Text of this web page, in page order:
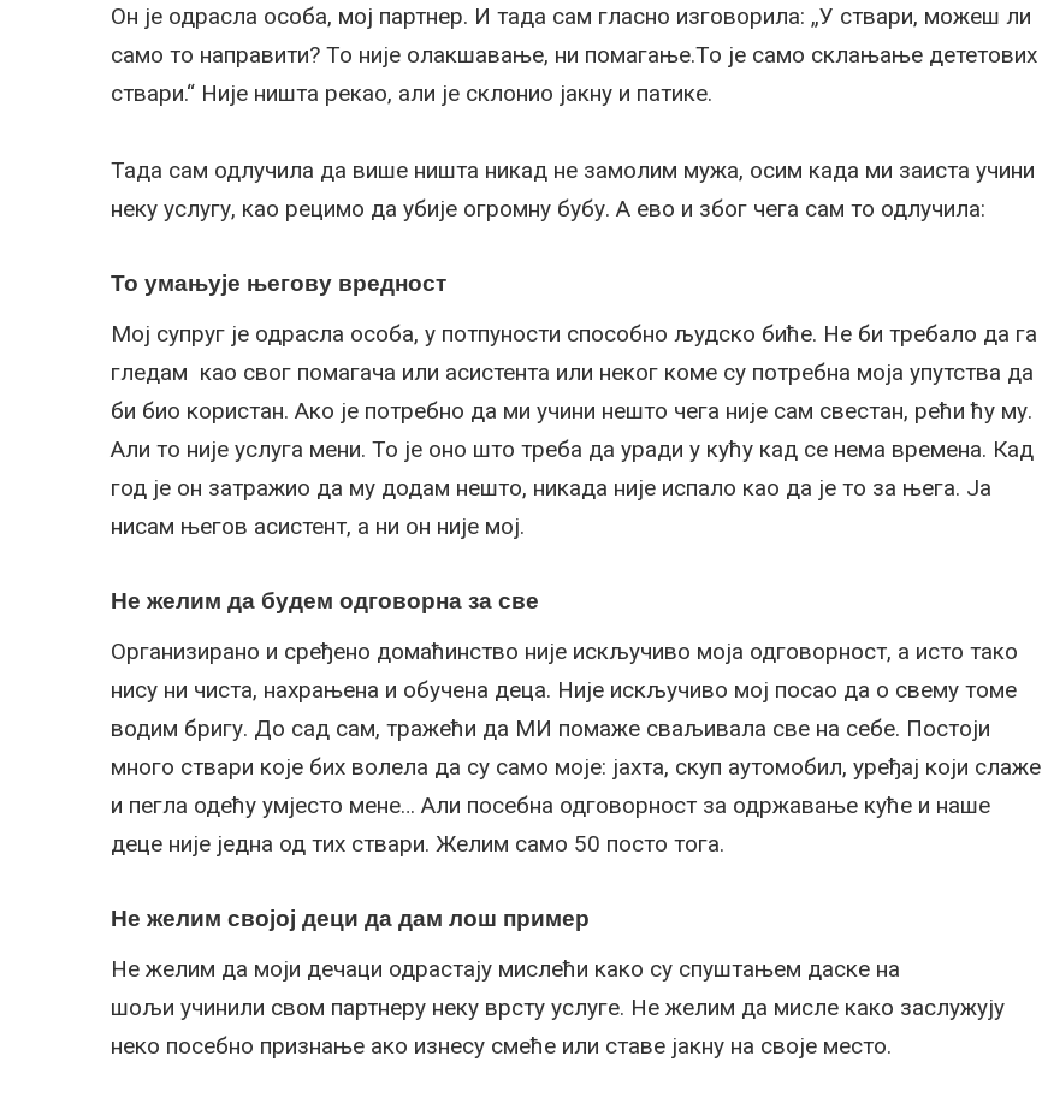
Он је одрасла особа, мој партнер. И тада сам гласно изговорила: „У ствари, можеш ли
само то направити? То није олакшавање, ни помагање.То је само склањање дететових
ствари.“ Није ништа рекао, али је склонио јакну и патике.
Тада сам одлучила да више ништа никад не замолим мужа, осим када ми заиста учини
неку услугу, као рецимо да убије огромну бубу. А ево и због чега сам то одлучила:
То умањује његову вредност
Мој супруг је одрасла особа, у потпуности способно људско биће. Не би требало да га
гледам као свог помагача или асистента или неког коме су потребна моја упутства да
би био користан. Ако је потребно да ми учини нешто чега није сам свестан, рећи ћу му.
Али то није услуга мени. То је оно што треба да уради у кућу кад се нема времена. Кад
год је он затражио да му додам нешто, никада није испало као да је то за њега. Ја
нисам његов асистент, а ни он није мој.
Не желим да будем одговорна за све
Организирано и сређено домаћинство није искључиво моја одговорност, а исто тако
нису ни чиста, нахрањена и обучена деца. Није искључиво мој посао да о свему томе
водим бригу. До сад сам, тражећи да МИ помаже сваљивала све на себе. Постоји
много ствари које бих волела да су само моје: јахта, скуп аутомобил, уређај који слаже
и пегла одећу умјесто мене… Али посебна одговорност за одржавање куће и наше
деце није једна од тих ствари. Желим само 50 посто тога.
Не желим својој деци да дам лош пример
Не желим да моји дечаци одрастају мислећи како су спуштањем даске на
шољи учинили свом партнеру неку врсту услуге. Не желим да мисле како заслужују
неко посебно признање ако изнесу смеће или ставе јакну на своје место.